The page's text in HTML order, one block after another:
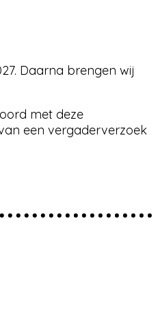
Daarna brengen wij
met deze
een vergaderverzoek